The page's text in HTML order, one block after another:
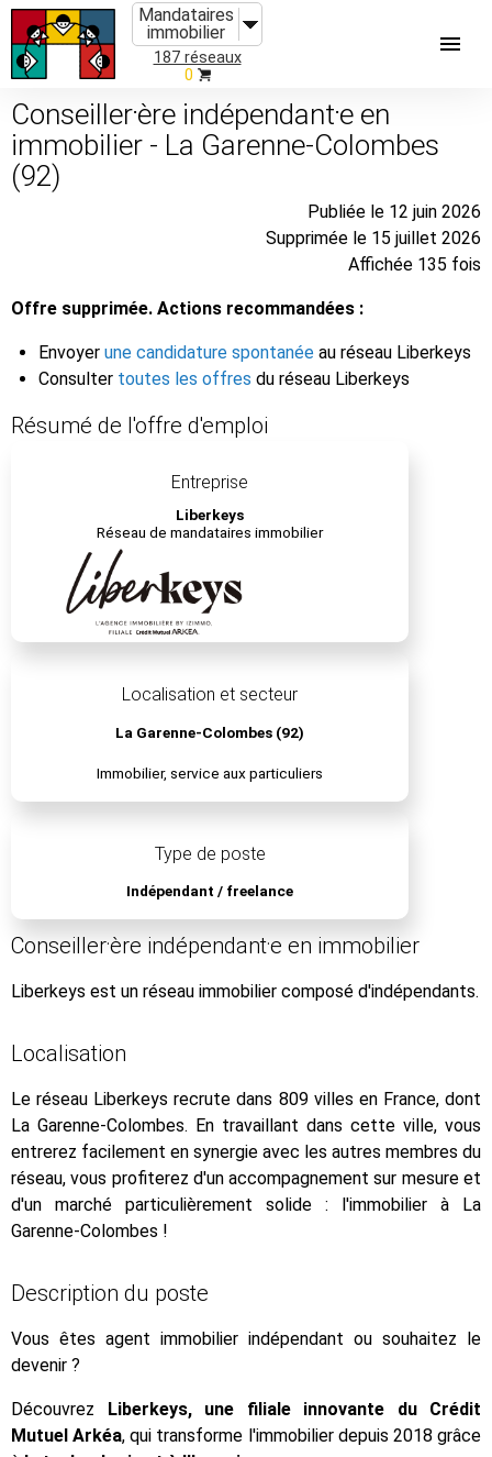
Mandataires
immobilier
187 réseaux
0
Conseiller⸱ère indépendant⸱e en
immobilier - La Garenne-Colombes
(92)
Publiée le 12 juin 2026
Supprimée le 15 juillet 2026
Affichée 135 fois
Offre supprimée. Actions recommandées :
Envoyer une candidature spontanée au réseau Liberkeys
Consulter toutes les offres du réseau Liberkeys
Résumé de l'offre d'emploi
Entreprise
Liberkeys
Réseau de mandataires immobilier
Localisation et secteur
La Garenne-Colombes (92)
Immobilier, service aux particuliers
Type de poste
Indépendant / freelance
Conseiller⸱ère indépendant⸱e en immobilier
Liberkeys est un réseau immobilier composé d'indépendants.
Localisation
Le réseau Liberkeys recrute dans 809 villes en France, dont
La Garenne-Colombes. En travaillant dans cette ville, vous
entrerez facilement en synergie avec les autres membres du
réseau, vous profiterez d'un accompagnement sur mesure et
d'un marché particulièrement solide : l'immobilier à La
Garenne-Colombes !
Description du poste
Vous êtes agent immobilier indépendant ou souhaitez le
devenir ?
Découvrez Liberkeys, une filiale innovante du Crédit
Mutuel Arkéa, qui transforme l'immobilier depuis 2018 grâce